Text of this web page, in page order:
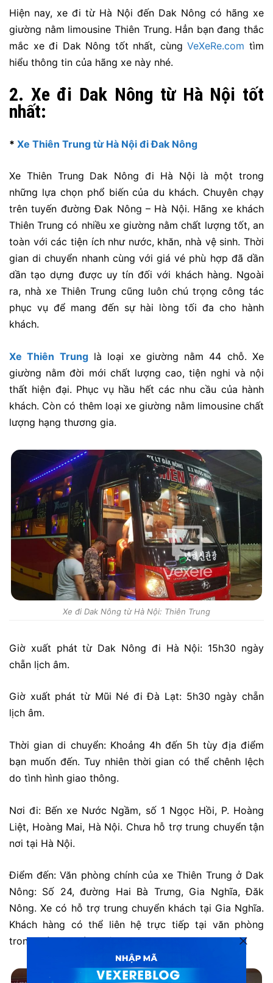
Hiện nay, xe đi từ Hà Nội đến Dak Nông có hãng xe
giường nằm limousine Thiên Trung. Hẳn bạn đang thắc
mắc xe đi Dak Nông tốt nhất, cùngVeXeRe.com tìm
hiểu thông tin của hãng xe này nhé.
2. Xe đi Dak Nông từ Hà Nội tốt
nhất:
* Xe Thiên Trung từ Hà Nội đi Đak Nông
Xe Thiên Trung Dak Nông đi Hà Nội là một trong
những lựa chọn phổ biến của du khách. Chuyên chạy
trên tuyến đường Đak Nông – Hà Nội. Hãng xe khách
Thiên Trung có nhiều xe giường nằm chất lượng tốt, an
toàn với các tiện ích như nước, khăn, nhà vệ sinh. Thời
gian di chuyển nhanh cùng với giá vé phù hợp đã dần
dần tạo dựng được uy tín đối với khách hàng. Ngoài
ra, nhà xe Thiên Trung cũng luôn chú trọng công tác
phục vụ để mang đến sự hài lòng tối đa cho hành
khách.
Xe Thiên Trung là loại xe giường nằm 44 chỗ. Xe
giường nằm đời mới chất lượng cao, tiện nghi và nội
thất hiện đại. Phục vụ hầu hết các nhu cầu của hành
khách. Còn có thêm loại xe giường nằm limousine chất
lượng hạng thương gia.
Xe đi Dak Nông từ Hà Nội: Thiên Trung
Giờ xuất phát từ Dak Nông đi Hà Nội: 15h30 ngày
chẵn lịch âm.
Giờ xuất phát từ Mũi Né đi Đà Lạt: 5h30 ngày chẵn
lịch âm.
Thời gian di chuyển: Khoảng 4h đến 5h tùy địa điểm
bạn muốn đến. Tuy nhiên thời gian có thể chênh lệch
do tình hình giao thông.
Nơi đi: Bến xe Nước Ngầm, số 1 Ngọc Hồi, P. Hoàng
Liệt, Hoàng Mai, Hà Nội. Chưa hỗ trợ trung chuyển tận
nơi tại Hà Nội.
Điểm đến: Văn phòng chính của xe Thiên Trung ở Dak
Nông: Số 24, đường Hai Bà Trưng, Gia Nghĩa, Đăk
Nông. Xe có hỗ trợ trung chuyển khách tại Gia Nghĩa.
Khách hàng có thể liên hệ trực tiếp tại văn phòng
trong thời gian làm việc hoặc gọi 1900888684.